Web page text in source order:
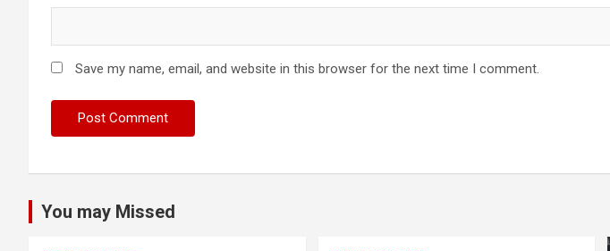
Save my name, email, and website in this browser for the next time I comment.
You may Missed